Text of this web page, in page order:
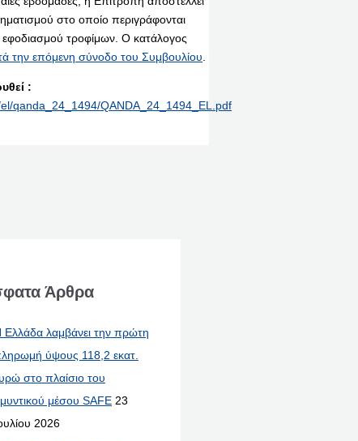
στο οποίο περιγράφονται
τροφίμων. Ο κατάλογος
την επόμενη σύνοδο του Συμβουλίου
:
qanda_24_1494/QANDA_24_1494_EL.pdf
Άρθρα
Ελλάδα λαμβάνει την πρώτη
ύψους 118,2 εκατ.
στο πλαίσιο του
μέσου SAFE 23
2026